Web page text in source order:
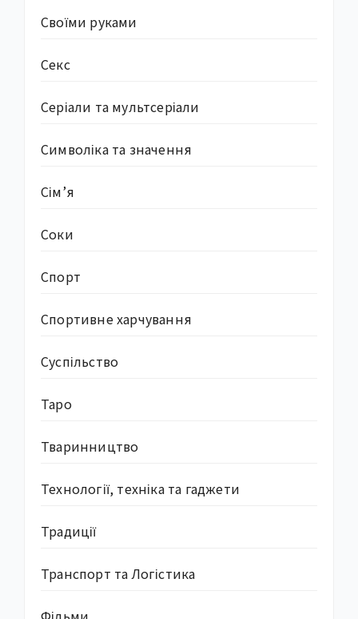
Своїми руками
Секс
Серіали та мультсеріали
Символіка та значення
Сім’я
Соки
Спорт
Спортивне харчування
Суcпільство
Таро
Тваринництво
Технології, техніка та гаджети
Традиції
Транспорт та Логістика